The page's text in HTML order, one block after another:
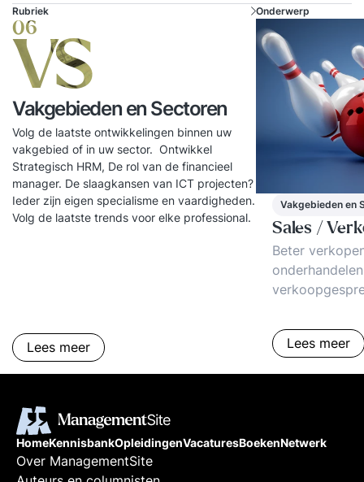
Rubriek
06
VS
Vakgebieden en Sectoren
Volg de laatste ontwikkelingen binnen uw
vakgebied of in uw sector. Ontwikkel
Strategisch HRM, De rol van de financieel
manager. De slaagkansen van ICT projecten?
Ieder zijn eigen specialisme en vaardigheden.
Volg de laatste trends voor elke professional.
Lees meer
Onderwerp
Vakgebieden en
Sales /
Beter
proces. Rol
tricksLees meer
HomeKennisbankOpleidingenVacaturesBoekenNetwerk
Over ManagementSite